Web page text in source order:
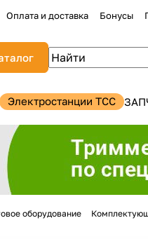
Оплата и доставка Бонусы
Электростанции TCC
оборудование